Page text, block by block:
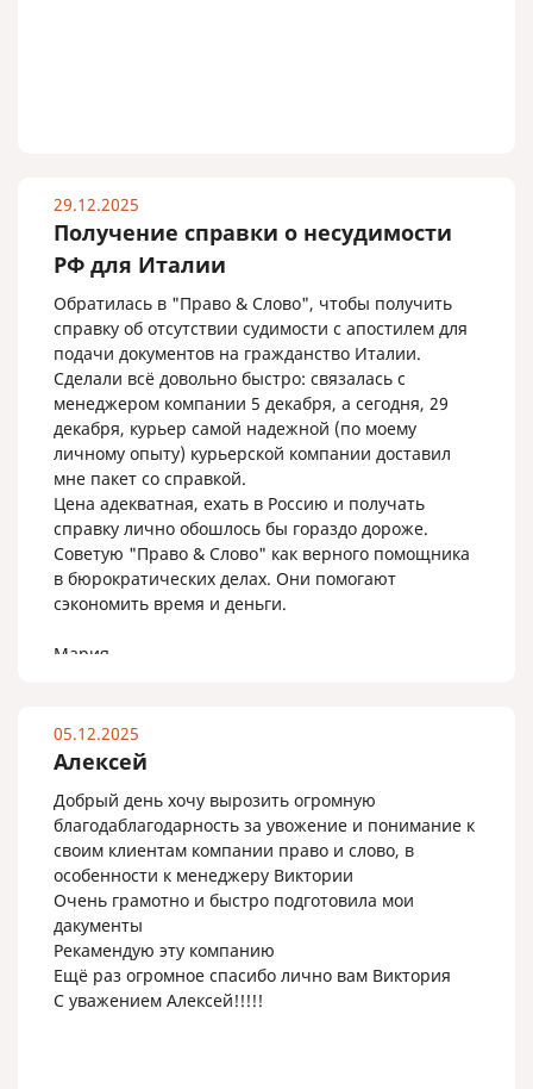
29.12.2025
Получение справки о несудимости
РФ для Италии
Обратилась в "Право & Слово", чтобы получить
справку об отсутствии судимости с апостилем для
подачи документов на гражданство Италии.
Сделали всё довольно быстро: связалась с
менеджером компании 5 декабря, а сегодня, 29
декабря, курьер самой надежной (по моему
личному опыту) курьерской компании доставил
мне пакет со справкой.
Цена адекватная, ехать в Россию и получать
справку лично обошлось бы гораздо дороже.
Советую "Право & Слово" как верного помощника
в бюрократических делах. Они помогают
сэкономить время и деньги.
Мария.
05.12.2025
Алексей
Добрый день хочу вырозить огромную
благодаблагодарность за увожение и понимание к
своим клиентам компании право и слово, в
особенности к менеджеру Виктории
Очень грамотно и быстро подготовила мои
дакументы
Рекамендую эту компанию
Ещё раз огромное спасибо лично вам Виктория
С уважением Алексей!!!!!